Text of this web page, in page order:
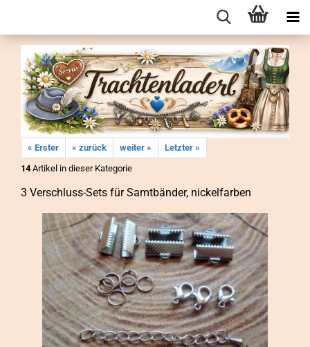
« Erster « zurück weiter »
Letzter »
14Artikel in dieser Kategorie
3 Verschluss-​Sets für Samt­bän­der, ni­ckel­far­ben